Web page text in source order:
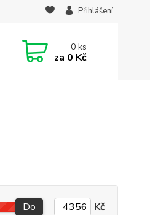
Přihlášení
0ks
za 0 Kč
Do Kč